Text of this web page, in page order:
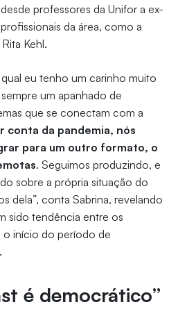
professores da Unifor a ex-
da área, como a
Kehl.
eu tenho um carinho muito
um apanhado de
que se conectam com a
conta da pandemia, nós
para um outro formato, o
. Seguimos produzindo, e
sobre a própria situação do
dela”, conta Sabrina, revelando
sido tendência entre os
início do período de
é democrático”